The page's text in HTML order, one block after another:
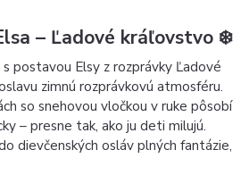
– Ľadové kráľovstvo ❄️
postavou Elsy z rozprávky Ľadové
zimnú rozprávkovú atmosféru.
so snehovou vločkou v ruke pôsobí
– presne tak, ako ju deti milujú.
dievčenských osláv plných fantázie,